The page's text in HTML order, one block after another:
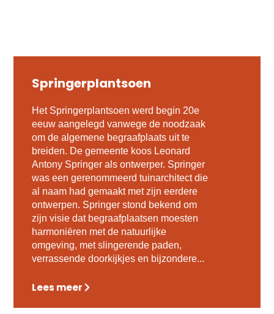
Springerplantsoen
Het Springerplantsoen werd begin 20e
eeuw aangelegd vanwege de noodzaak
om de algemene begraafplaats uit te
breiden. De gemeente koos Leonard
Antony Springer als ontwerper. Springer
was een gerenommeerd tuinarchitect die
al naam had gemaakt met zijn eerdere
ontwerpen. Springer stond bekend om
zijn visie dat begraafplaatsen moesten
harmoniëren met de natuurlijke
omgeving, met slingerende paden,
verrassende doorkijkjes en bijzondere...
Lees meer